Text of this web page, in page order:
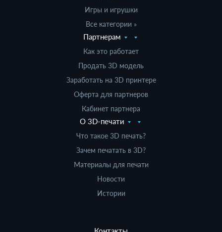
Игры и игрушки
Все категории »
Партнерам
Как это работает
Продать 3D модель
Заработать на 3D принтере
Оферта для партнеров
Кабинет партнера
О 3D-печати
Что такое 3D печать?
Зачем печатать в 3D?
Материалы для печати
Новости
Истории